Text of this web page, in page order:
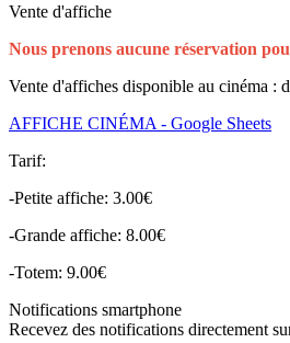
Vente d'affiche
Nous prenons aucune réservation
Vente d'affiches disponible au cinéma :
AFFICHE CINÉMA - Google Sheets
Tarif:
-Petite affiche: 3.00€
-Grande affiche: 8.00€
-Totem: 9.00€
Notifications smartphone
Recevez des notifications directement